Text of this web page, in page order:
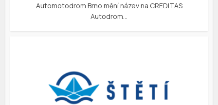
Automotodrom Brno mění název na CREDITAS
Autodrom…